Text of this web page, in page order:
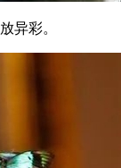
异彩。